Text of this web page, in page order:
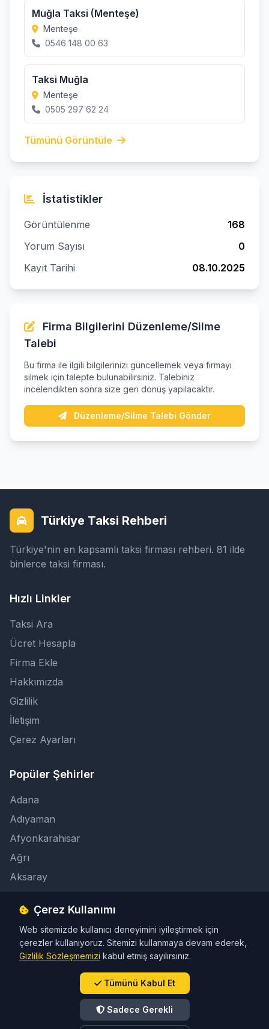
Muğla Taksi (Menteşe)
Menteşe
0546 148 00 63
Taksi Muğla
Menteşe
0505 297 62 24
Tümünü Görüntüle
İstatistikler
Görüntülenme
168
Yorum Sayısı
0
Kayıt Tarihi
08.10.2025
Firma Bilgilerini Düzenleme/Silme
Talebi
Bu firma ile ilgili bilgilerinizi güncellemek veya firmayı
silmek için talepte bulunabilirsiniz. Talebiniz
incelendikten sonra size geri dönüş yapılacaktır.
Düzenleme/Silme Talebi Gönder
Türkiye Taksi Rehberi
Türkiye'nin en kapsamlı taksi firması rehberi. 81 ilde
binlerce taksi firması.
Hızlı Linkler
Taksi Ara
Ücret Hesapla
Firma Ekle
Hakkımızda
Gizlilik
İletişim
Çerez Ayarları
Popüler Şehirler
Adana
Adıyaman
Afyonkarahisar
Ağrı
Aksaray
İletişim
info@taksicibul.com
İletişim Butonu
Çerez Kullanımı
Web sitemizde kullanıcı deneyimini iyileştirmek için
çerezler kullanıyoruz. Sitemizi kullanmaya devam ederek,
Gizlilik Sözleşmemizi kabul etmiş sayılırsınız.
Tümünü Kabul Et
Sadece Gerekli